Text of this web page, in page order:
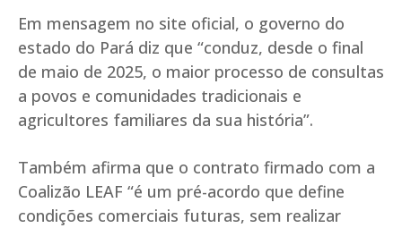
Em mensagem no site oficial, o governo do
estado do Pará diz que “conduz, desde o final
de maio de 2025, o maior processo de consultas
a povos e comunidades tradicionais e
agricultores familiares da sua história”.
Também afirma que o contrato firmado com a
Coalizão LEAF “é um pré-acordo que define
condições comerciais futuras, sem realizar